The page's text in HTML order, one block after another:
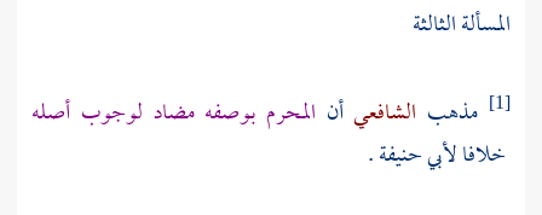
المسألة الثالثة
[1] مذهب الشافعيأن المحرم بوصفه مضاد لوجوب أصله
خلافالأبي حنيفة.